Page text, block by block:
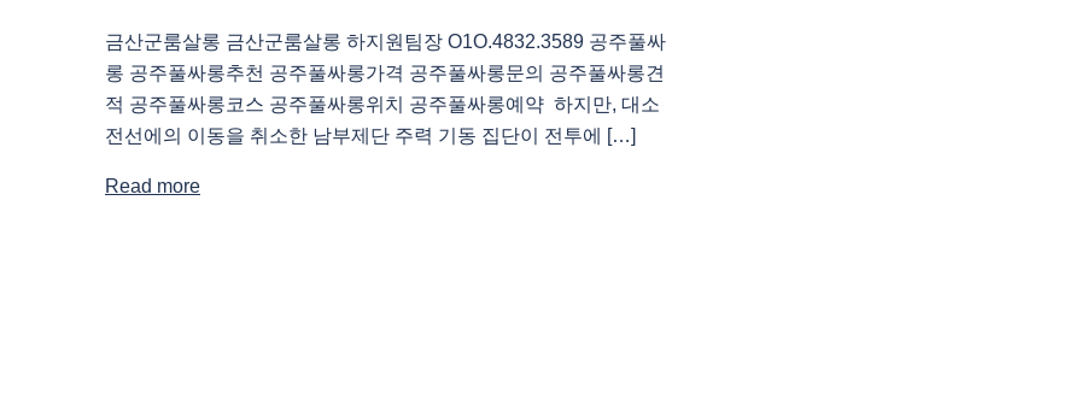
금산군룸살롱 금산군룸살롱 하지원팀장 O1O.4832.3589 공주풀싸
롱 공주풀싸롱추천 공주풀싸롱가격 공주풀싸롱문의 공주풀싸롱견
적 공주풀싸롱코스 공주풀싸롱위치 공주풀싸롱예약 하지만, 대소
전선에의 이동을 취소한 남부제단 주력 기동 집단이 전투에 […]
Read more